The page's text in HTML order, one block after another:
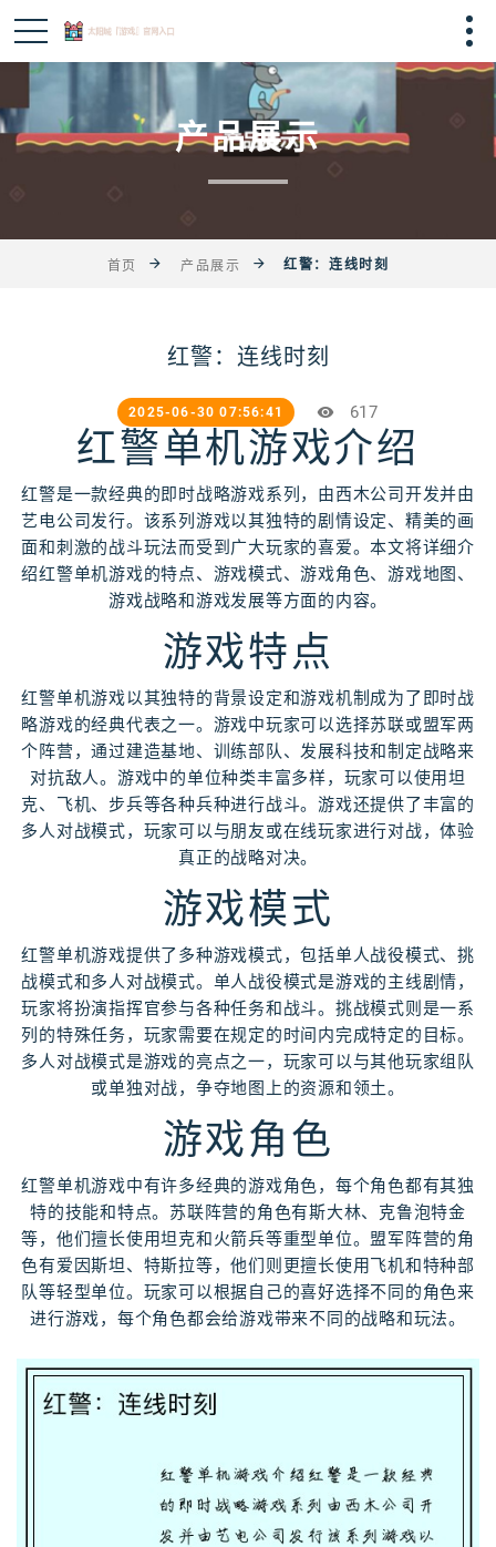
产品展示
首页 产品展示 红警：连线时刻
红警：连线时刻
2025-06-30 07:56:41 617
红警单机游戏介绍
红警是一款经典的即时战略游戏系列，由西木公司开发并由
艺电公司发行。该系列游戏以其独特的剧情设定、精美的画
面和刺激的战斗玩法而受到广大玩家的喜爱。本文将详细介
绍红警单机游戏的特点、游戏模式、游戏角色、游戏地图、
游戏战略和游戏发展等方面的内容。
游戏特点
红警单机游戏以其独特的背景设定和游戏机制成为了即时战
略游戏的经典代表之一。游戏中玩家可以选择苏联或盟军两
个阵营，通过建造基地、训练部队、发展科技和制定战略来
对抗敌人。游戏中的单位种类丰富多样，玩家可以使用坦
克、飞机、步兵等各种兵种进行战斗。游戏还提供了丰富的
多人对战模式，玩家可以与朋友或在线玩家进行对战，体验
真正的战略对决。
游戏模式
红警单机游戏提供了多种游戏模式，包括单人战役模式、挑
战模式和多人对战模式。单人战役模式是游戏的主线剧情，
玩家将扮演指挥官参与各种任务和战斗。挑战模式则是一系
列的特殊任务，玩家需要在规定的时间内完成特定的目标。
多人对战模式是游戏的亮点之一，玩家可以与其他玩家组队
或单独对战，争夺地图上的资源和领土。
游戏角色
红警单机游戏中有许多经典的游戏角色，每个角色都有其独
特的技能和特点。苏联阵营的角色有斯大林、克鲁泡特金
等，他们擅长使用坦克和火箭兵等重型单位。盟军阵营的角
色有爱因斯坦、特斯拉等，他们则更擅长使用飞机和特种部
队等轻型单位。玩家可以根据自己的喜好选择不同的角色来
进行游戏，每个角色都会给游戏带来不同的战略和玩法。